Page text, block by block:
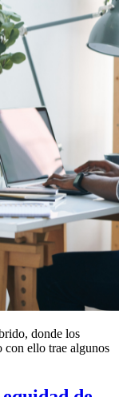
donde los
con ello trae algunos